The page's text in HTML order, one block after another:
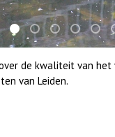
karper met
jun2021 zaklv 5
de kwaliteit van het
van Leiden.